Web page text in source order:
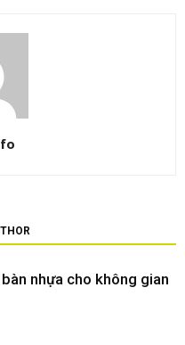
nhựa cho không gian